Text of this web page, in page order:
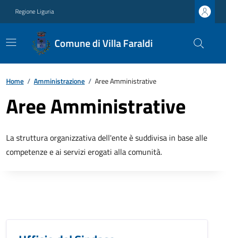
Regione Liguria
Comune di Villa Faraldi
Home / Amministrazione / Aree Amministrative
Aree Amministrative
La struttura organizzativa dell'ente è suddivisa in base alle
competenze e ai servizi erogati alla comunità.